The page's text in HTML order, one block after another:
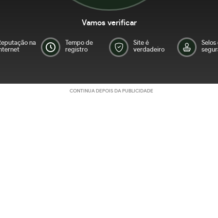
Vamos verificar
na
Tempo de
registro
Site é
verdadeiro
Selos
CONTINUA DEPOIS DA PUBLICIDADE